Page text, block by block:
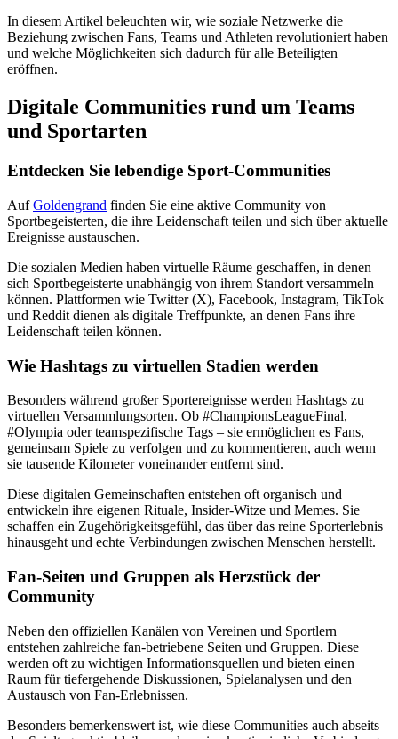
In diesem Artikel beleuchten wir, wie soziale Netzwerke die
Beziehung zwischen Fans, Teams und Athleten revolutioniert haben
und welche Möglichkeiten sich dadurch für alle Beteiligten
eröffnen.
Digitale Communities rund um Teams
und Sportarten
Entdecken Sie lebendige Sport-Communities
AufGoldengrand finden Sie eine aktive Community von
Sportbegeisterten, die ihre Leidenschaft teilen und sich über aktuelle
Ereignisse austauschen.
Die sozialen Medien haben virtuelle Räume geschaffen, in denen
sich Sportbegeisterte unabhängig von ihrem Standort versammeln
können. Plattformen wie Twitter (X), Facebook, Instagram, TikTok
und Reddit dienen als digitale Treffpunkte, an denen Fans ihre
Leidenschaft teilen können.
Wie Hashtags zu virtuellen Stadien werden
Besonders während großer Sportereignisse werden Hashtags zu
virtuellen Versammlungsorten. Ob #ChampionsLeagueFinal,
#Olympia oder teamspezifische Tags – sie ermöglichen es Fans,
gemeinsam Spiele zu verfolgen und zu kommentieren, auch wenn
sie tausende Kilometer voneinander entfernt sind.
Diese digitalen Gemeinschaften entstehen oft organisch und
entwickeln ihre eigenen Rituale, Insider-Witze und Memes. Sie
schaffen ein Zugehörigkeitsgefühl, das über das reine Sporterlebnis
hinausgeht und echte Verbindungen zwischen Menschen herstellt.
Fan-Seiten und Gruppen als Herzstück der
Community
Neben den offiziellen Kanälen von Vereinen und Sportlern
entstehen zahlreiche fan-betriebene Seiten und Gruppen. Diese
werden oft zu wichtigen Informationsquellen und bieten einen
Raum für tiefergehende Diskussionen, Spielanalysen und den
Austausch von Fan-Erlebnissen.
Besonders bemerkenswert ist, wie diese Communities auch abseits